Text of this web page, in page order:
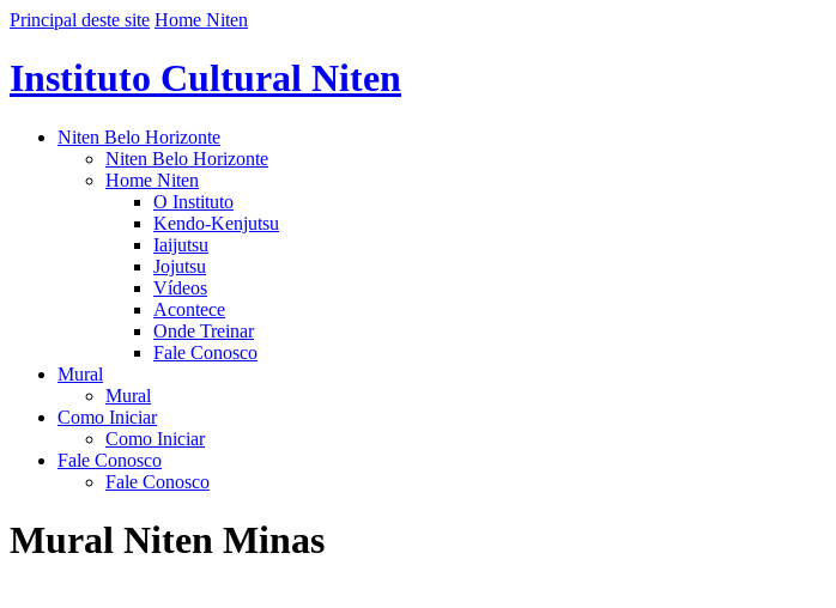
Principal deste site Home Niten
Instituto Cultural Niten
Niten Belo Horizonte
Niten Belo Horizonte
Home Niten
O Instituto
Kendo-Kenjutsu
Iaijutsu
Jojutsu
Vídeos
Acontece
Onde Treinar
Fale Conosco
Mural
Mural
Como Iniciar
Como Iniciar
Fale Conosco
Fale Conosco
Mural Niten Minas